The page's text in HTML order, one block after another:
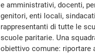
e amministrativi, docenti,
genitori, enti locali,
rappresentanti di tutte le
scuole paritarie. Una
obiettivo comune: riportare